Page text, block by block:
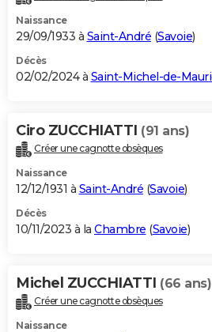
Naissance
29/09/1933 à Saint-André (Savoie)
Décès
02/02/2024 à Saint-Michel-de-
Ciro ZUCCHIATTI (91 ans)
Créer une cagnotte obsèques
Naissance
12/12/1931 à Saint-André (Savoie)
Décès
10/11/2023 à la Chambre (Savoie)
Michel ZUCCHIATTI (66 ans)
Créer une cagnotte obsèques
Naissance